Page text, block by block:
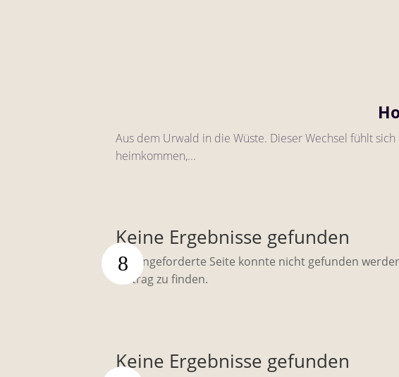
Aus dem Urwald in die Wüste. Dieser Wechsel fühlt
heimkommen,...
Keine Ergebnisse gefunden
Die angeforderte Seite konnte nicht gefunden
Beitrag zu finden.
Keine Ergebnisse gefunden